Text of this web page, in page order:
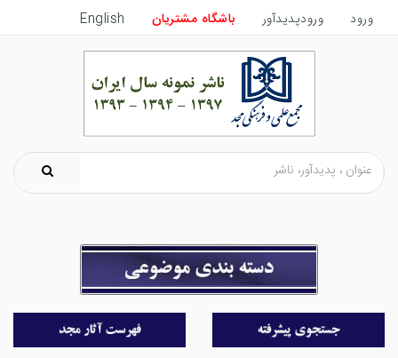
ورود ورودپدیدآور باشگاه مشتریان English